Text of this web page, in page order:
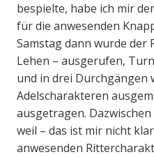
bespielte, habe ich mir
für die anwesenden
Samstag dann wurde der
Lehen – ausgerufen,
und in drei Durchgängen
Adelscharakteren
ausgetragen.
weil – das ist mir nicht
anwesenden